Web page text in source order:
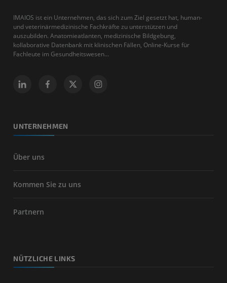
IMAIOS ist ein Unternehmen, das sich zum Ziel gesetzt hat, human-
und veterinärmedizinische Fachkräfte zu unterstützen und
auszubilden. Anatomieatlanten, medizinische Bildgebung,
kollaborative Datenbank mit klinischen Fällen, Online-Kurse für
Fachleute im Gesundheitswesen...
UNTERNEHMEN
Über uns
Kommen Sie zu uns
Partnern
NÜTZLICHE LINKS